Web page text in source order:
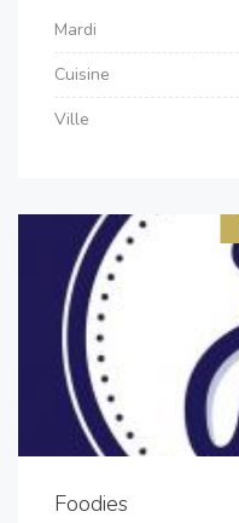
Mardi
Cuisine
Ville
Foodies